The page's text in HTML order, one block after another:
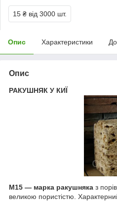
15 ₴ від 3000 шт.
Опис Характеристики
Опис
M15 — марка ракушняка з
великою пористістю.